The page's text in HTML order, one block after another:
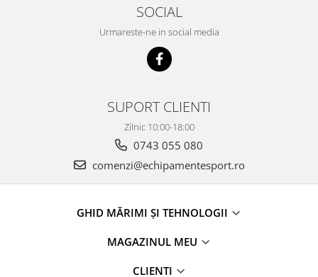
SOCIAL
Urmareste-ne in social media
SUPORT CLIENTI
Zilnic 10:00-18:00
0743 055 080
comenzi@echipamentesport.ro
GHID MĂRIMI ȘI TEHNOLOGII
MAGAZINUL MEU
CLIENTI